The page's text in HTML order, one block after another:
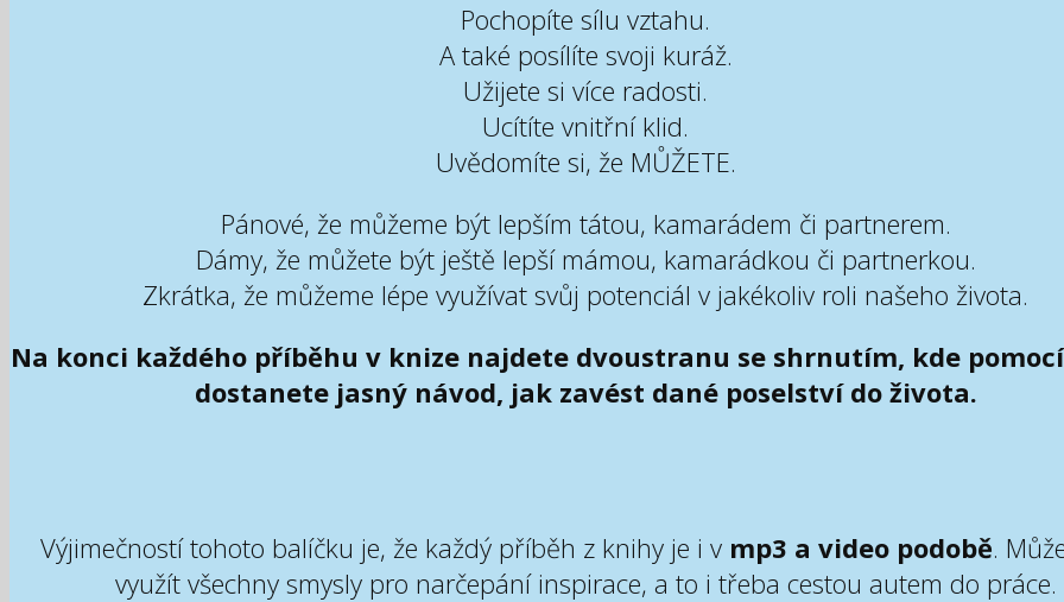
Pochopíte sílu vztahu.
A také posílíte svoji kuráž.
Užijete si více radosti.
Ucítíte vnitřní klid.
Uvědomíte si, že MŮŽETE.
Pánové, že můžeme být lepším tátou, kamarádem či partnerem.
Dámy, že můžete být ještě lepší mámou, kamarádkou či partnerkou.
Zkrátka, že můžeme lépe využívat svůj potenciál v jakékoliv roli našeho života.
Na konci každého příběhu v knize najdete dvoustranu se shrnutím, kde
dostanete jasný návod, jak zavést dané poselství do života.
Výjimečností tohoto balíčku je, že každý příběh z knihy je i v mp3 a video podobě.
využít všechny smysly pro narčepání inspirace, a to i třeba cestou autem do práce.